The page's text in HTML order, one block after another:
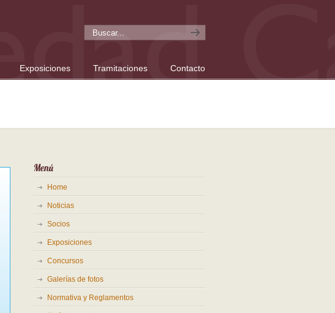
Exposiciones Tramitaciones Contacto
Menú
Home
Noticias
Socios
Exposiciones
Concursos
Galerías de fotos
Normativa y Reglamentos